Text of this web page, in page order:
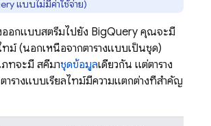
แบบไม่มีค่าใช้จ่าย)
ออกแบบสตรีมไปยัง BigQuery คุณจะมี
ทม์ (นอกเหนือจากตารางแบบเป็นชุด)
ภทจะมี สคีมาชุดข้อมูลเดียวกัน แต่ตาราง
รางแบบเรียลไทม์มีความแตกต่างที่สำคัญ